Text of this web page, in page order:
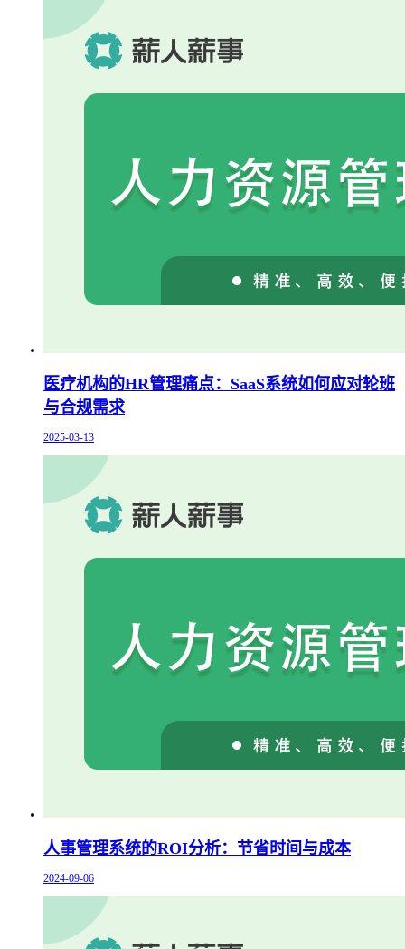
医疗机构的HR管理痛点：SaaS系统如何应对轮班
与合规需求
2025-03-13
人事管理系统的ROI分析：节省时间与成本
2024-09-06